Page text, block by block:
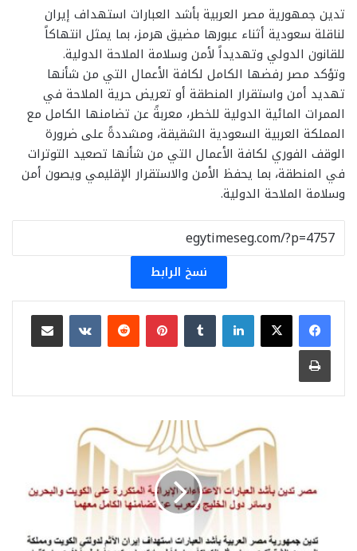
تدين جمهورية مصر العربية بأشد العبارات استهداف إيران
لناقلة سعودية أثناء عبورها مضيق هرمز، بما يمثل انتهاكاً
للقانون الدولي وتهديداً لأمن وسلامة الملاحة الدولية.
وتؤكد مصر رفضها الكامل لكافة الأعمال التي من شأنها
تهديد أمن واستقرار المنطقة أو تعريض حرية الملاحة في
الممرات المائية الدولية للخطر، معربةً عن تضامنها الكامل مع
المملكة العربية السعودية الشقيقة، ومشددةً على ضرورة
الوقف الفوري لكافة الأعمال التي من شأنها تصعيد التوترات
في المنطقة، بما يحفظ الأمن والاستقرار الإقليمي ويصون أمن
وسلامة الملاحة الدولية.
نسخ الرابط
لينكدإن بينتيريست
مشاركة عبر البريد
طباعة
الاعتداءات